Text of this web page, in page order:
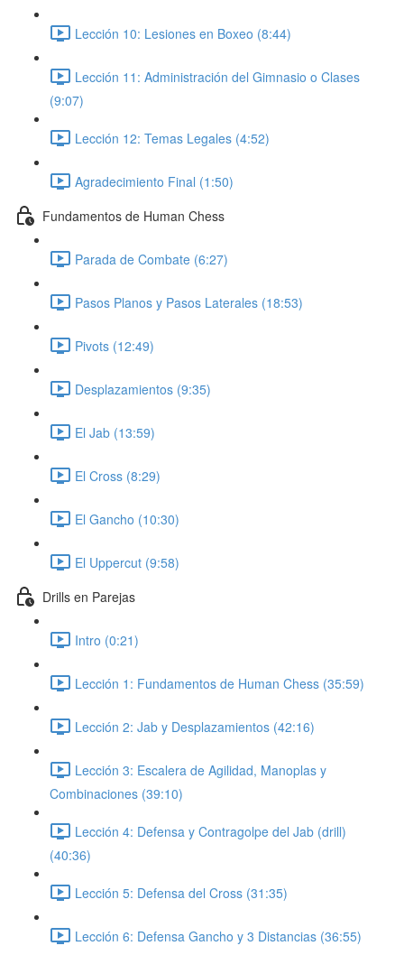
Lección 10: Lesiones en Boxeo (8:44)
Lección 11: Administración del Gimnasio o Clases
(9:07)
Lección 12: Temas Legales (4:52)
Agradecimiento Final (1:50)
Fundamentos de Human Chess
Parada de Combate (6:27)
Pasos Planos y Pasos Laterales (18:53)
Pivots (12:49)
Desplazamientos (9:35)
El Jab (13:59)
El Cross (8:29)
El Gancho (10:30)
El Uppercut (9:58)
Drills en Parejas
Intro (0:21)
Lección 1: Fundamentos de Human Chess (35:59)
Lección 2: Jab y Desplazamientos (42:16)
Lección 3: Escalera de Agilidad, Manoplas y
Combinaciones (39:10)
Lección 4: Defensa y Contragolpe del Jab (drill)
(40:36)
Lección 5: Defensa del Cross (31:35)
Lección 6: Defensa Gancho y 3 Distancias (36:55)